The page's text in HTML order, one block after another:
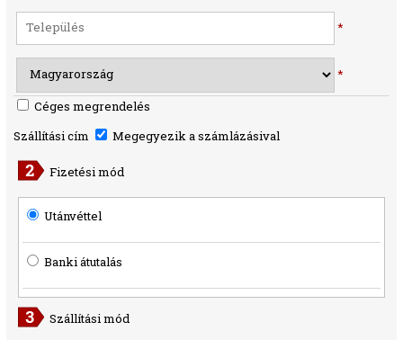
*
*
Céges megrendelés
Szállítási cím
Megegyezik a számlázásival
Fizetési mód
Utánvéttel
Banki átutalás
Szállítási mód